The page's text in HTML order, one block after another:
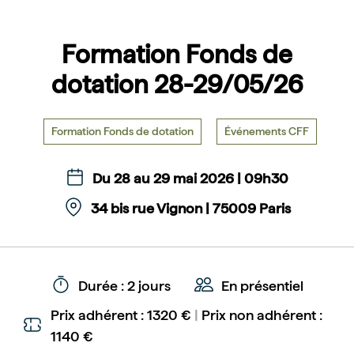
Formation Fonds de
dotation 28-29/05/26
Formation Fonds de dotation Événements CFF
Du 28 au 29 mai 2026 | 09h30
34 bis rue Vignon | 75009 Paris
Durée : 2 jours
En présentiel
Prix adhérent : 1320 € | Prix non adhérent :
1140 €